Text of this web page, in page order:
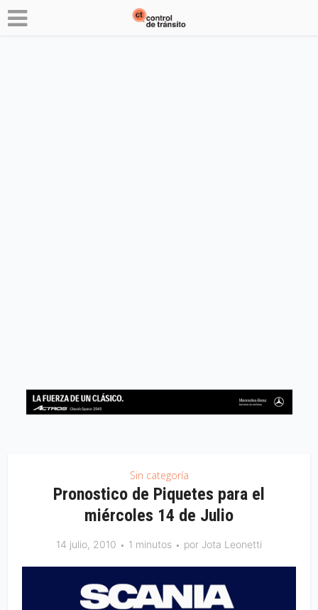
Sin categoría
Pronostico de Piquetes para el
miércoles 14 de Julio
14 julio, 2010 1 minutos por Jota Leonetti